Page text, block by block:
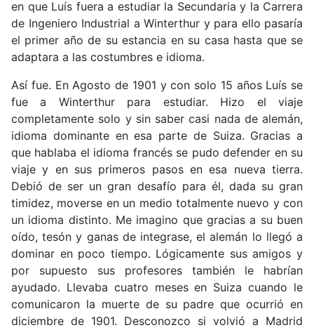
en que Luís fuera a estudiar la Secundaria y la Carrera
de Ingeniero Industrial a Winterthur y para ello pasaría
el primer año de su estancia en su casa hasta que se
adaptara a las costumbres e idioma.
Así fue. En Agosto de 1901 y con solo 15 años Luís se
fue a Winterthur para estudiar. Hizo el viaje
completamente solo y sin saber casi nada de alemán,
idioma dominante en esa parte de Suiza. Gracias a
que hablaba el idioma francés se pudo defender en su
viaje y en sus primeros pasos en esa nueva tierra.
Debió de ser un gran desafío para él, dada su gran
timidez, moverse en un medio totalmente nuevo y con
un idioma distinto. Me imagino que gracias a su buen
oído, tesón y ganas de integrase, el alemán lo llegó a
dominar en poco tiempo. Lógicamente sus amigos y
por supuesto sus profesores también le habrían
ayudado. Llevaba cuatro meses en Suiza cuando le
comunicaron la muerte de su padre que ocurrió en
diciembre de 1901. Desconozco si volvió a Madrid